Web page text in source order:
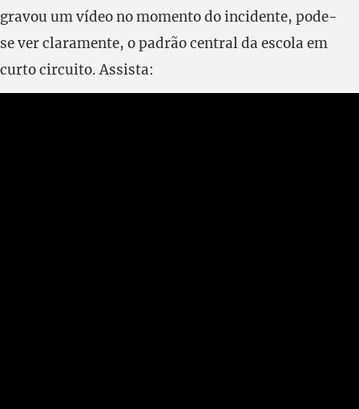
gravou um vídeo no momento do incidente, pode-
se ver claramente, o padrão central da escola em
curto circuito. Assista: